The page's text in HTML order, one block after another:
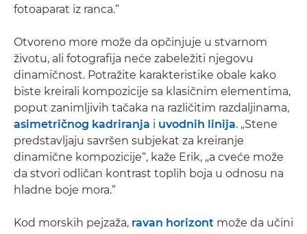
fotoaparat iz ranca.“
Otvoreno more može da opčinjuje u stvarnom
životu, ali fotografija neće zabeležiti njegovu
dinamičnost. Potražite karakteristike obale kako
biste kreirali kompozicije sa klasičnim elementima,
poput zanimljivih tačaka na različitim razdaljinama,
asimetričnog kadriranja i uvodnih linija. „Stene
predstavljaju savršen subjekat za kreiranje
dinamične kompozicije“, kaže Erik, „a cveće može
da stvori odličan kontrast toplih boja u odnosu na
hladne boje mora.“
Kod morskih pejzaža, ravan horizont može da učini